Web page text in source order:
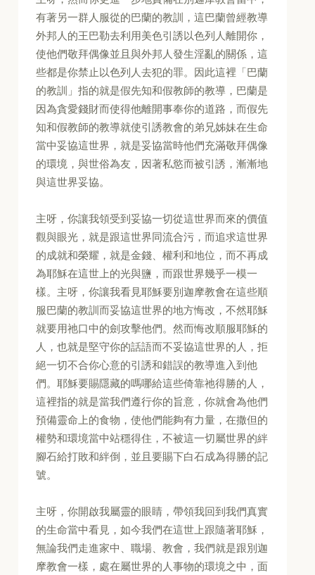
有著另一群人服從的巴蘭的教訓，這巴蘭曾經教導
外邦人的王巴勒去利用美色引誘以色列人離開你，
使他們敬拜偶像並且與外邦人發生淫亂的關係，這
些都是你禁止以色列人去犯的罪。因此這裡「巴蘭
的教訓」指的就是假先知和假教師的教導，巴蘭是
因為貪愛錢財而使得他離開事奉你的道路，而假先
知和假教師的教導就使引誘教會的弟兄姊妹在生命
當中妥協這世界，就是妥協當時他們充滿敬拜偶像
的環境，與世俗為友，因著私慾而被引誘，漸漸地
與這世界妥協。
主呀，你讓我領受到妥協一切從這世界而來的價值
觀與眼光，就是跟這世界同流合污，而追求這世界
的成就和榮耀，就是金錢、權利和地位，而不再成
為耶穌在這世上的光與鹽，而跟世界幾乎一模一
樣。主呀，你讓我看見耶穌要別迦摩教會在這些順
服巴蘭的教訓而妥協這世界的地方悔改，不然耶穌
就要用祂口中的劍攻擊他們。然而悔改順服耶穌的
人，也就是堅守你的話語而不妥協這世界的人，拒
絕一切不合你心意的引誘和錯誤的教導進入到他
們。耶穌要賜隱藏的嗎哪給這些倚靠祂得勝的人，
這裡指的就是當我們遵行你的旨意，你就會為他們
預備靈命上的食物，使他們能夠有力量，在撒但的
權勢和環境當中站穩得住，不被這一切屬世界的絆
腳石給打敗和絆倒，並且要賜下白石成為得勝的記
號。
主呀，你開啟我屬靈的眼睛，帶領我回到我們真實
的生命當中看見，如今我們在這世上跟隨著耶穌，
無論我們走進家中、職場、教會，我們就是跟別迦
摩教會一樣，處在屬世界的人事物的環境之中，面